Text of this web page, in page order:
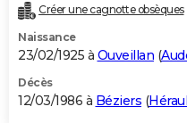
Créer une cagnotte obsèques
Naissance
23/02/1925 à Ouveillan (
Décès
12/03/1986 à Béziers (